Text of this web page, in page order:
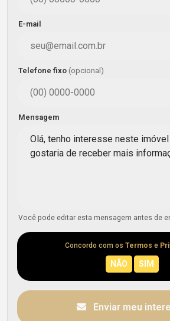
E-mail
Telefone fixo (opcional)
Mensagem
Você pode editar esta mensagem antes de
Concordo com os Termos e
Enviar meu